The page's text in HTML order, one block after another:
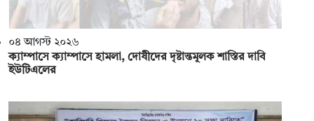
০৪ আগস্ট ২০২৬
ক্যাম্পাসে ক্যাম্পাসে হামলা, দোষীদের দৃষ্টান্তমূলক শাস্তির দাবি
ইউটিএলের